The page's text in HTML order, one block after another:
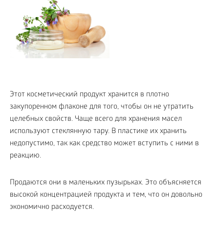
Этот косметический продукт хранится в плотно
закупоренном флаконе для того, чтобы он не утратить
целебных свойств. Чаще всего для хранения масел
используют стеклянную тару. В пластике их хранить
недопустимо, так как средство может вступить с ними в
реакцию.
Продаются они в маленьких пузырьках. Это объясняется
высокой концентрацией продукта и тем, что он довольно
экономично расходуется.